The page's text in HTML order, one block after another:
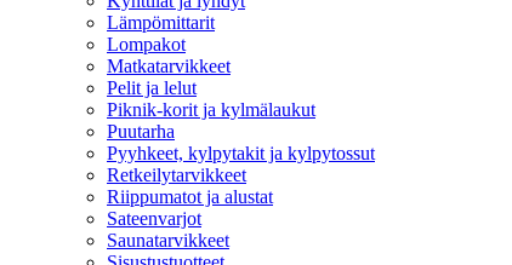
Lämpömittarit
Lompakot
Matkatarvikkeet
Pelit ja lelut
Piknik-korit ja kylmälaukut
Puutarha
Pyyhkeet, kylpytakit ja kylpytossut
Retkeilytarvikkeet
Riippumatot ja alustat
Sateenvarjot
Saunatarvikkeet